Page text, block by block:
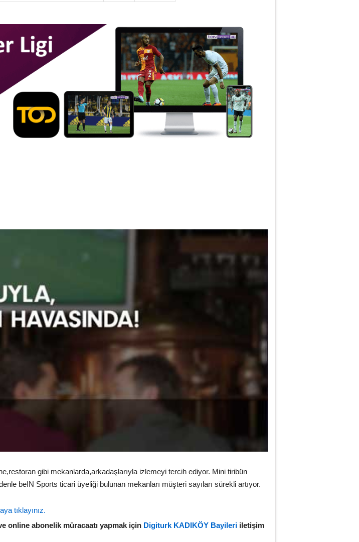
gibi mekanlarda,arkadaşlarıyla izlemeyi tercih ediyor. Mini tiribün
beIN Sports ticari üyeliği bulunan mekanları müşteri sayıları sürekli artıyor.
tıklayınız.
online abonelik müracaatı yapmak için Digiturk KADIKÖY Bayileri iletişim